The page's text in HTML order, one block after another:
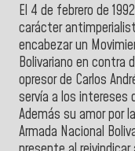
El 4 de febrero de
carácter
encabezar un
Bolivariano en contra
opresor de Carlos
servía a los intereses
Además su amor por
Armada Nacional